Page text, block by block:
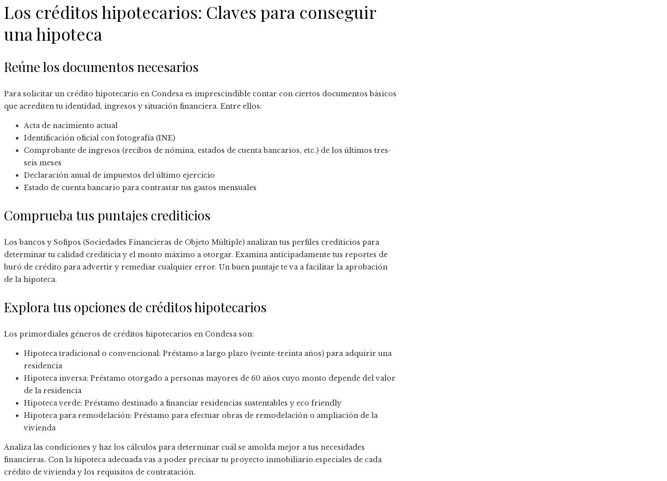
Los créditos hipotecarios: Claves para conseguir
una hipoteca
Reúne los documentos necesarios
Para solicitar un crédito hipotecario en Condesa es imprescindible contar con ciertos documentos básicos
que acrediten tu identidad, ingresos y situación financiera. Entre ellos:
Acta de nacimiento actual
Identificación oficial con fotografía (INE)
Comprobante de ingresos (recibos de nómina, estados de cuenta bancarios, etc.) de los últimos tres-
seis meses
Declaración anual de impuestos del último ejercicio
Estado de cuenta bancario para contrastar tus gastos mensuales
Comprueba tus puntajes crediticios
Los bancos y Sofipos (Sociedades Financieras de Objeto Múltiple) analizan tus perfiles crediticios para
determinar tu calidad crediticia y el monto máximo a otorgar. Examina anticipadamente tus reportes de
buró de crédito para advertir y remediar cualquier error. Un buen puntaje te va a facilitar la aprobación
de la hipoteca.
Explora tus opciones de créditos hipotecarios
Los primordiales géneros de créditos hipotecarios en Condesa son:
Hipoteca tradicional o convencional: Préstamo a largo plazo (veinte-treinta años) para adquirir una
residencia
Hipoteca inversa: Préstamo otorgado a personas mayores de 60 años cuyo monto depende del valor
de la residencia
Hipoteca verde: Préstamo destinado a financiar residencias sustentables y eco friendly
Hipoteca para remodelación: Préstamo para efectuar obras de remodelación o ampliación de la
vivienda
Analiza las condiciones y haz los cálculos para determinar cuál se amolda mejor a tus necesidades
financieras. Con la hipoteca adecuada vas a poder precisar tu proyecto inmobiliario.especiales de cada
crédito de vivienda y los requisitos de contratación.